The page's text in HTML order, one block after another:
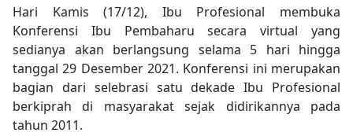
Hari Kamis (17/12), Ibu Profesional membuka
Konferensi Ibu Pembaharu secara virtual yang
sedianya akan berlangsung selama 5 hari hingga
tanggal 29 Desember 2021. Konferensi ini merupakan
bagian dari selebrasi satu dekade Ibu Profesional
berkiprah di masyarakat sejak didirikannya pada
tahun 2011.